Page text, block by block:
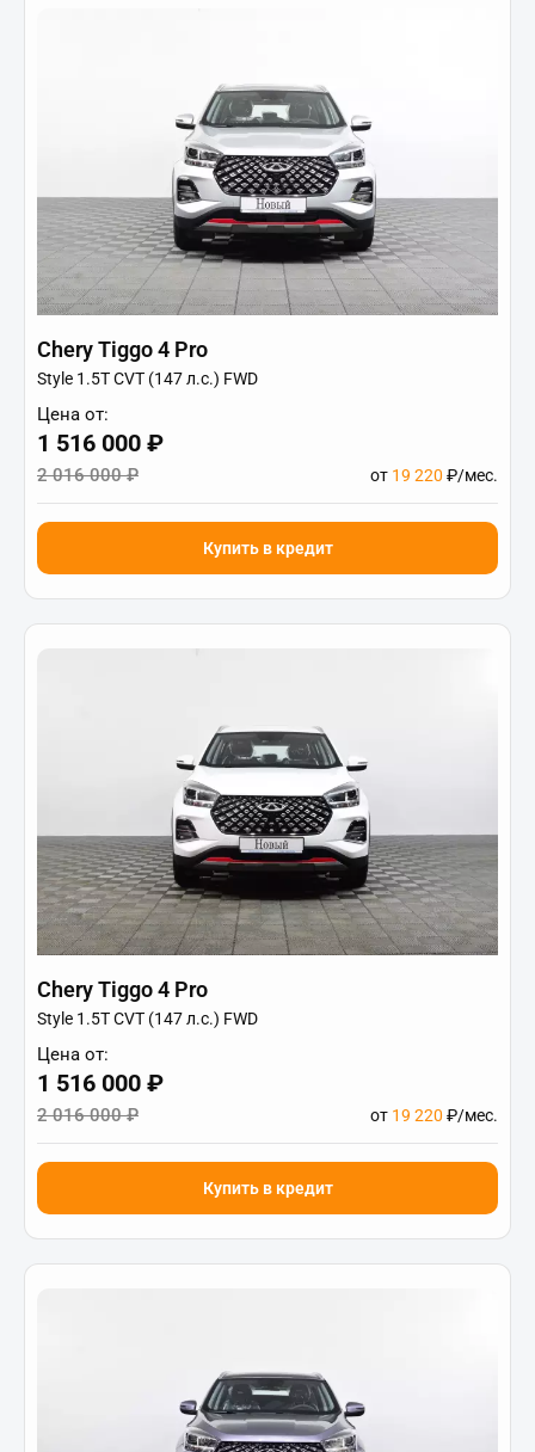
Chery Tiggo 4 Pro
Style 1.5T CVT (147 л.с.) FWD
Цена от:
1 516 000 ₽
2 016 000 ₽ от 19 220 ₽/мес.
Купить в кредит
Chery Tiggo 4 Pro
Style 1.5T CVT (147 л.с.) FWD
Цена от:
1 516 000 ₽
2 016 000 ₽ от 19 220 ₽/мес.
Купить в кредит